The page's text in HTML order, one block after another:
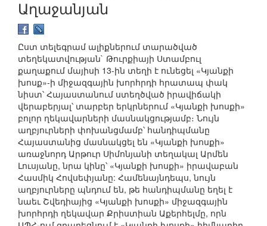
Աղաջանյան
Ըստ տելեգրամ ալիքներում տարածված
տեղեկատվության` Թուրքիայի Ստամբուլ
քաղաքում մայիսի 13-ին տեղի է ունեցել «Կյանքի
խոսք»-ի միջազգային խորհրդի հրատապ փակ
նիստ՝ Հայաստանում ստեղծված իրավիճակի
վերաբերյալ՝ տարբեր երկրներում «Կյանքի խոսքի»
բոլոր ղեկավարների մասնակցությամբ։ Նույն
աղբյուրների փոխանցմամբ՝ հանդիպմանը
Հայաստանից մասնակցել են «Կյանքի խոսքի»
առաջնորդ Արթուր Սիմոնյանի տեղակալ Արմեն
Լուսյանը, նրա կինը՝ «Կյանքի խոսքի» իրավաբան
Հասմիկ Հովսեփյանը: Համենայնդեպս, նույն
աղբյուրները պնդում են, թե հանդիպմանը եղել է
նաեւ Շվեդիայից «Կյանքի խոսքի» միջազգային
խորհրդի ղեկավար Քրիստիան Աքերհելմը, որն